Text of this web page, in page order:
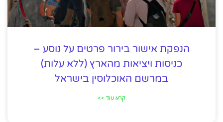
הנפקת אישור בירור פרטים על נוסע –
כניסות ויציאות מהארץ (ללא עלות)
במרשם האוכלוסין בישראל
קרא עוד >>